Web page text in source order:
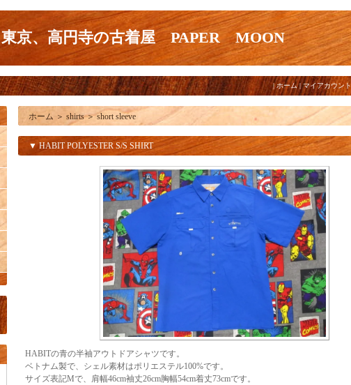
東京、高円寺の古着屋 PAPER MOON
|ホーム|マイアカウント
ホーム ＞ shirts ＞ short sleeve
▼ HABIT POLYESTER S/S SHIRT
HABITの青の半袖アウトドアシャツです。
ベトナム製で、シェル素材はポリエステル100%です。
サイズ表記Mで、肩幅46cm袖丈26cm胸幅54cm着丈73cmです。